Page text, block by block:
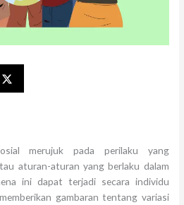
merujuk pada perilaku yang
aturan-aturan yang berlaku dalam
ini dapat terjadi secara individu
gambaran tentang variasi